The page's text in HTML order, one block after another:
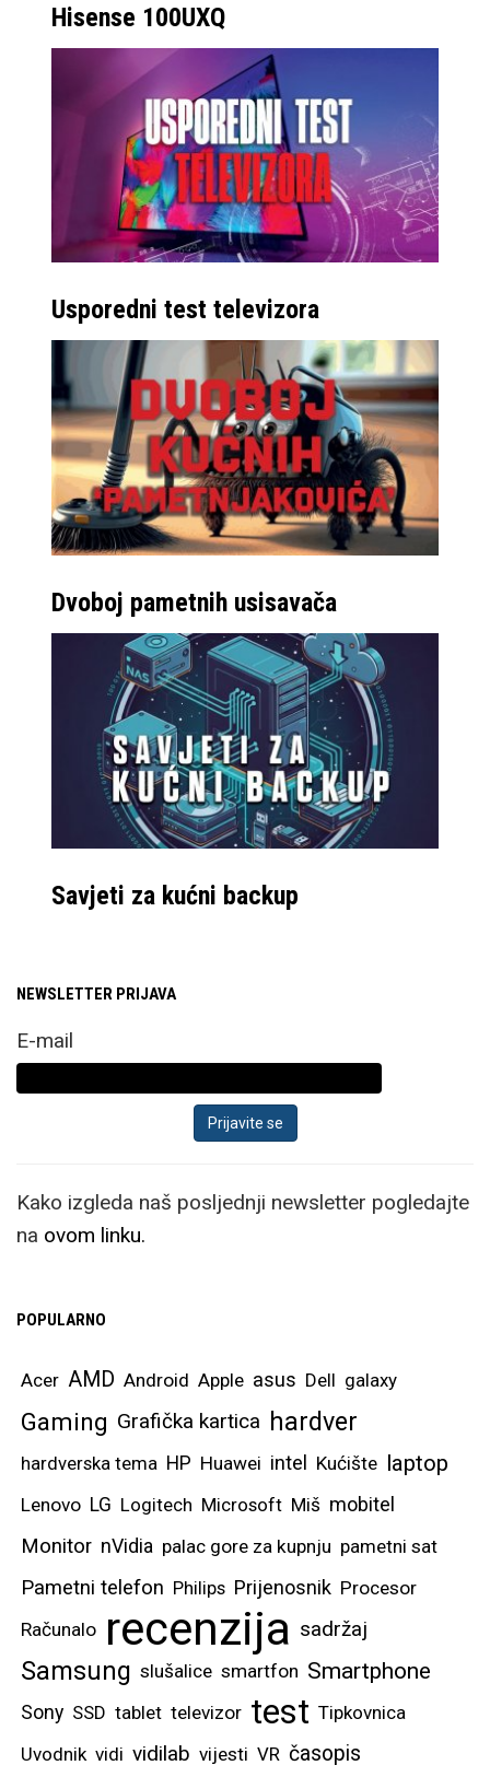
Hisense 100UXQ
Usporedni test televizora
Dvoboj pametnih usisavača
Savjeti za kućni backup
NEWSLETTER PRIJAVA
E-mail
Kako izgleda naš posljednji newsletter pogledajte
na ovom linku.
POPULARNO
Acer AMD Android Apple asus Dell galaxy
Gaming Grafička kartica hardver
hardverska tema HP Huawei intel Kućište laptop
Lenovo LG Logitech Microsoft Miš mobitel
Monitor nVidia palac gore za kupnju pametni sat
Pametni telefon Philips Prijenosnik Procesor
Računalo recenzija sadržaj
Samsung slušalice smartfon Smartphone
Sony SSD tablet televizor test Tipkovnica
Uvodnik vidi vidilab vijesti VR časopis